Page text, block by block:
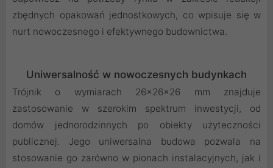
zbędnych opakowań jednostkowych, co wpisuje się w
nurt nowoczesnego i efektywnego budownictwa.
Uniwersalność w nowoczesnych budynkach
Trójnik o wymiarach 26x26x26 mm znajduje
zastosowanie w szerokim spektrum inwestycji, od
domów jednorodzinnych po obiekty użyteczności
publicznej. Jego uniwersalna budowa pozwala na
stosowanie go zarówno w pionach instalacyjnych, jak i